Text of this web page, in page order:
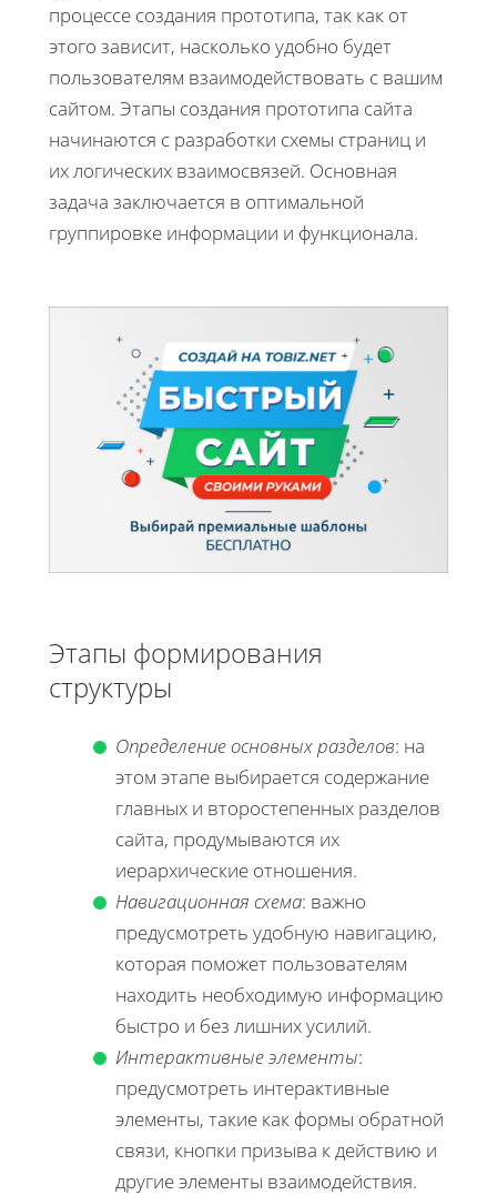
процессе создания прототипа, так как от
этого зависит, насколько удобно будет
пользователям взаимодействовать с вашим
сайтом. Этапы создания прототипа сайта
начинаются с разработки схемы страниц и
их логических взаимосвязей. Основная
задача заключается в оптимальной
группировке информации и функционала.
Этапы формирования
структуры
Определение основных разделов: на
этом этапе выбирается содержание
главных и второстепенных разделов
сайта, продумываются их
иерархические отношения.
Навигационная схема: важно
предусмотреть удобную навигацию,
которая поможет пользователям
находить необходимую информацию
быстро и без лишних усилий.
Интерактивные элементы:
предусмотреть интерактивные
элементы, такие как формы обратной
связи, кнопки призыва к действию и
другие элементы взаимодействия.